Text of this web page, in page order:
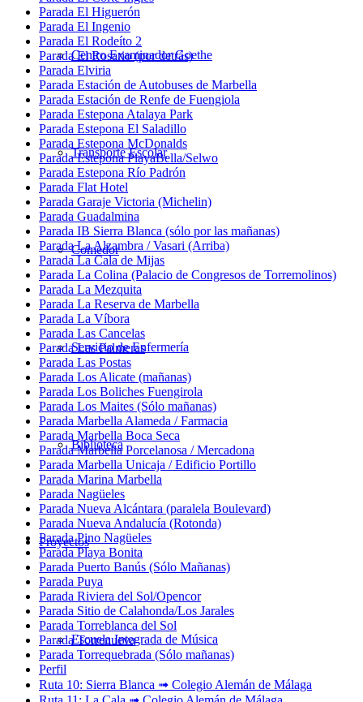
Centro Examinador Goethe
Transporte Escolar
Comedor
Servicio de Enfermería
Biblioteca
Proyectos
Escuela Integrada de Música
Parada El Higuerón
Parada El Ingenio
Parada El Rodeíto 2
Parada El Rosario (por detrás)
Parada Elviria
Parada Estación de Autobuses de Marbella
Parada Estación de Renfe de Fuengiola
Parada Estepona Atalaya Park
Parada Estepona El Saladillo
Parada Estepona McDonalds
Parada Estepona PlayaBella/Selwo
Parada Estepona Río Padrón
Parada Flat Hotel
Parada Garaje Victoria (Michelin)
Parada Guadalmina
Parada IB Sierra Blanca (sólo por las mañanas)
Parada La Alzambra / Vasari (Arriba)
Parada La Cala de Mijas
Parada La Colina (Palacio de Congresos de Torremolinos)
Parada La Mezquita
Parada La Reserva de Marbella
Parada La Víbora
Parada Las Cancelas
Parada Las Palmeras
Parada Las Postas
Parada Los Alicate (mañanas)
Parada Los Boliches Fuengirola
Parada Los Maites (Sólo mañanas)
Parada Marbella Alameda / Farmacia
Parada Marbella Boca Seca
Parada Marbella Porcelanosa / Mercadona
Parada Marbella Unicaja / Edificio Portillo
Parada Marina Marbella
Parada Nagüeles
Parada Nueva Alcántara (paralela Boulevard)
Parada Nueva Andalucía (Rotonda)
Parada Pino Nagüeles
Parada Playa Bonita
Parada Puerto Banús (Sólo Mañanas)
Parada Puya
Parada Riviera del Sol/Opencor
Parada Sitio de Calahonda/Los Jarales
Parada Torreblanca del Sol
Parada Torrenueva
Parada Torrequebrada (Sólo mañanas)
Perfil
Ruta 10: Sierra Blanca ➟ Colegio Alemán de Málaga